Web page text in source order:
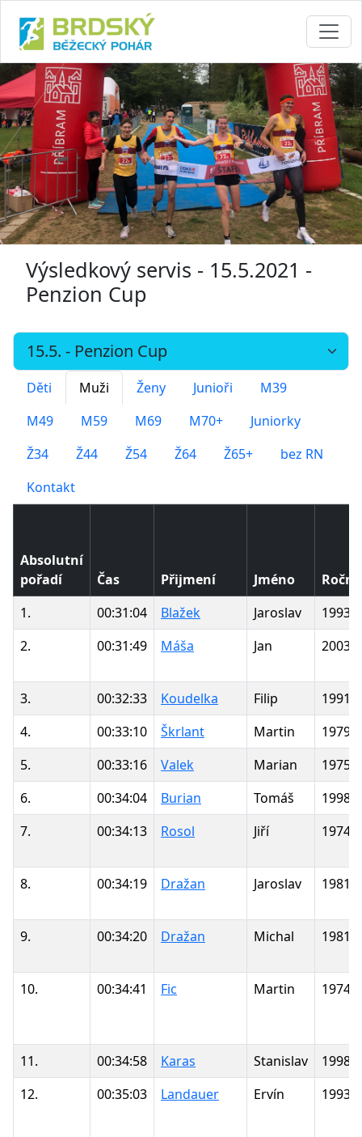
Výsledkový servis - 15.5.2021 -
Penzion Cup
Děti Muži Ženy Junioři
M39
M49
M59 M69 M70+
Juniorky
Ž34
Ž44 Ž54 Ž64 Ž65+
bez RN
Kontakt
Absolutní
pořadí
Čas Přijmení Jméno
1.
00:31:04 Blažek Jaroslav
1993
2.
00:31:49 Máša Jan 2003
3. 00:32:33 Koudelka Filip
1991
4.
00:33:10 Škrlant Martin
1979
5.
00:33:16 Valek Marian
1975
6.
00:34:04 Burian Tomáš
1998
7.
00:34:13 Rosol Jiří 1974
8. 00:34:19 Dražan Jaroslav 1981
9. 00:34:20 Dražan Michal 1981
10. 00:34:41 Fic Martin 1974
11. 00:34:58 Karas Stanislav
1998
12.
00:35:03 Landauer Ervín 1993